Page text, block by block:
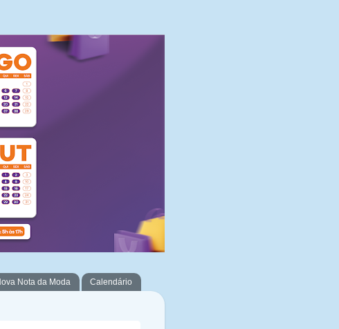
Nota da Moda Calendário